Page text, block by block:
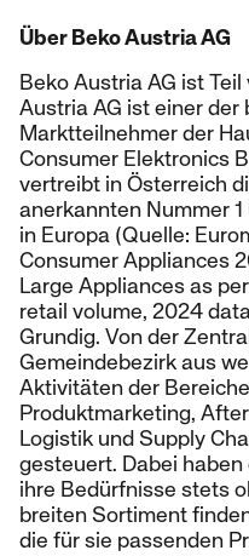
Über Beko Austria AG
Beko Austria AG ist
Austria AG ist einer
Marktteilnehmer der
Consumer Elektronics
vertreibt in Österreich
anerkannten Nummer
in Europa (Quelle:
Consumer Appliances
Large Appliances as
retail volume, 2024
Grundig. Von der
Gemeindebezirk aus
Aktivitäten der
Produktmarketing,
Logistik und Supply
gesteuert. Dabei
ihre Bedürfnisse stets
breiten Sortiment
die für sie passenden